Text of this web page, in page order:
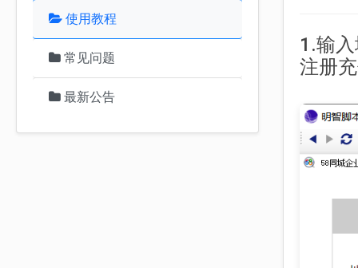
使用教程
常见问题
最新公告
1.输
注册